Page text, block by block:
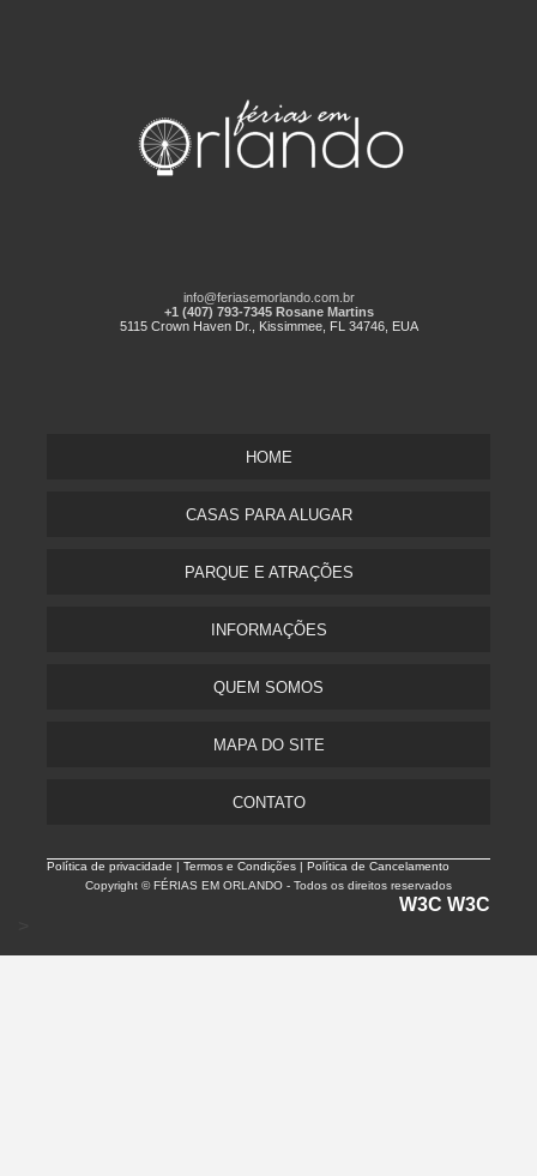
info@feriasemorlando.com.br
+1 (407) 793-7345 Rosane Martins
5115 Crown Haven Dr., Kissimmee, FL 34746, EUA
HOME
CASAS PARA ALUGAR
PARQUE E ATRAÇÕES
INFORMAÇÕES
QUEM SOMOS
MAPA DO SITE
CONTATO
Política de privacidade |Termos e Condições | Política de Cancelamento
Copyright © FÉRIAS EM ORLANDO - Todos os direitos reservados
W3C W3C